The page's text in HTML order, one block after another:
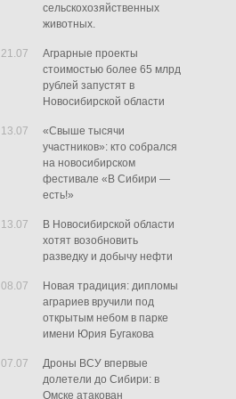
сельскохозяйственных
животных.
21.07
Аграрные проекты
стоимостью более 65 млрд
рублей запустят в
Новосибирской области
13.07
«Свыше тысячи
участников»: кто собрался
на новосибирском
фестивале «В Сибири —
есть!»
13.07
В Новосибирской области
хотят возобновить
разведку и добычу нефти
08.07
Новая традиция: дипломы
аграриев вручили под
открытым небом в парке
имени Юрия Бугакова
07.07
Дроны ВСУ впервые
долетели до Сибири: в
Омске атакован